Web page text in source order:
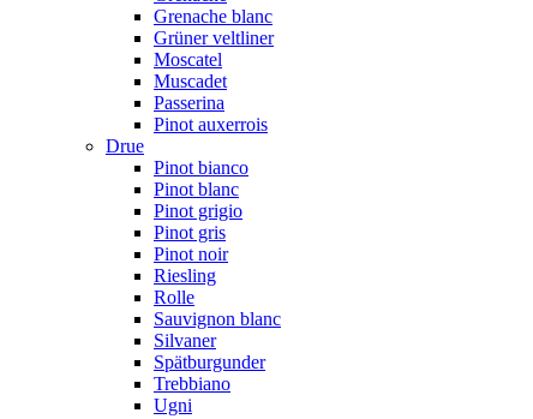
Grenache blanc
Grüner veltliner
Moscatel
Muscadet
Passerina
Pinot auxerrois
Drue
Pinot bianco
Pinot blanc
Pinot grigio
Pinot gris
Pinot noir
Riesling
Rolle
Sauvignon blanc
Silvaner
Spätburgunder
Trebbiano
Ugni